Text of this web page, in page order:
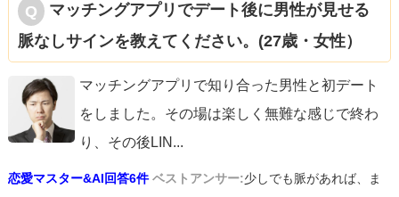
マッチングアプリでデート後に男性が見せる
脈なしサインを教えてください。(27歳・女性）
マッチングアプリで知り合った男性と初デート
をしました。その場は楽しく無難な感じで終わ
り、その後LIN ...
恋愛マスター&AI回答6件 ベストアンサー:少しでも脈があれば、ま